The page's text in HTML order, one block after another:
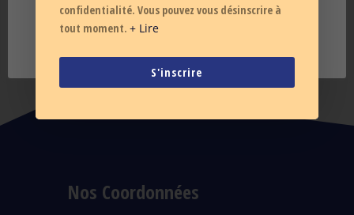
Nos Coordonnées
confidentialité. Vous pouvez vous désinscrire à
tout moment. + Lire
S'inscrire